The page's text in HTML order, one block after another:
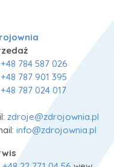
+48 784 587 026
+48 787 901 395
+48 787 024 017
zdroje@zdrojownia.pl
info@zdrojownia.pl